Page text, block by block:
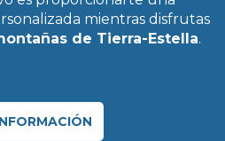
mientras disfrutas
de Tierra-Estella.